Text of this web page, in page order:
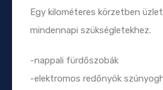
Egy kilométeres körzetben
mindennapi szükségletekhez.
-nappali fürdőszobák
-elektromos redőnyök